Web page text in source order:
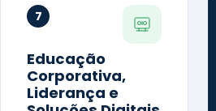
7
Educação
Corporativa,
Liderança e